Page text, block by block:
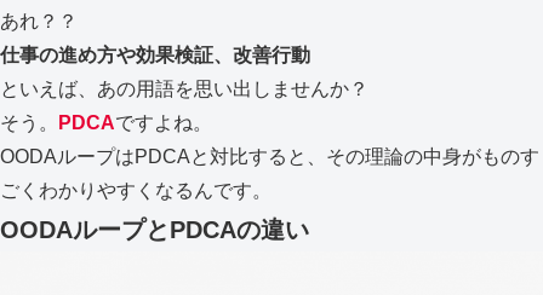
あれ？？
仕事の進め方や効果検証、改善行動
といえば、あの用語を思い出しませんか？
そう。
PDCAですよね。
OODAループはPDCAと対比すると、その理論の中身がものす
ごくわかりやすくなるんです。
OODAループとPDCAの違い